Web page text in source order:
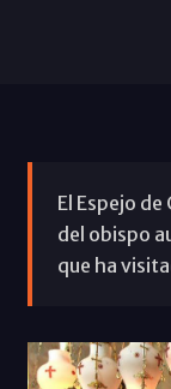
El Espejo
del obispo
que ha